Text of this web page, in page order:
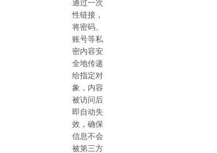
通过一次
性链接，
将密码、
账号等私
密内容安
全地传递
给指定对
象，内容
被访问后
即自动失
效，确保
信息不会
被第三方